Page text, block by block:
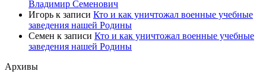
Владимир Семенович
Игорь к записи Кто и как уничтожал военные учебные
заведения нашей Родины
Семен к записи Кто и как уничтожал военные учебные
заведения нашей Родины
Архивы